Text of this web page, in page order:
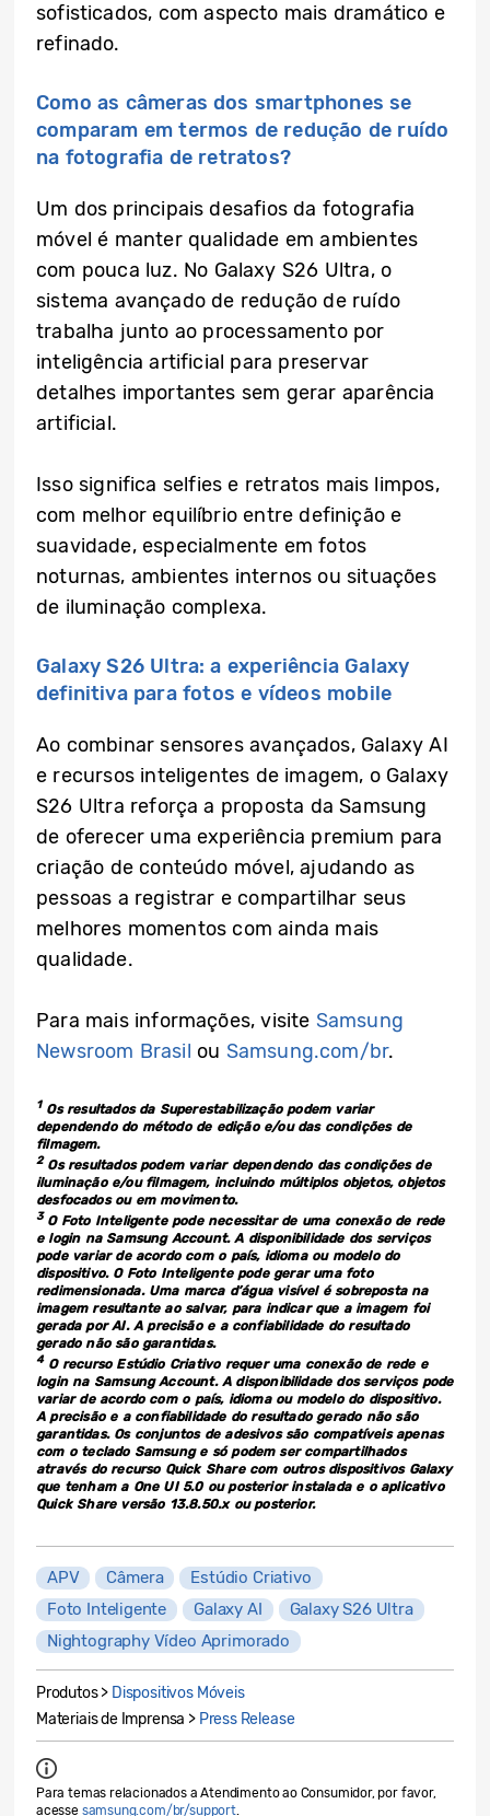
sofisticados, com aspecto mais dramático e
refinado.
Como as câmeras dos smartphones se
comparam em termos de redução de ruído
na fotografia de retratos?
Um dos principais desafios da fotografia
móvel é manter qualidade em ambientes
com pouca luz. No Galaxy S26 Ultra, o
sistema avançado de redução de ruído
trabalha junto ao processamento por
inteligência artificial para preservar
detalhes importantes sem gerar aparência
artificial.
Isso significa selfies e retratos mais limpos,
com melhor equilíbrio entre definição e
suavidade, especialmente em fotos
noturnas, ambientes internos ou situações
de iluminação complexa.
Galaxy S26 Ultra: a experiência Galaxy
definitiva para fotos e vídeos mobile
Ao combinar sensores avançados, Galaxy AI
e recursos inteligentes de imagem, o Galaxy
S26 Ultra reforça a proposta da Samsung
de oferecer uma experiência premium para
criação de conteúdo móvel, ajudando as
pessoas a registrar e compartilhar seus
melhores momentos com ainda mais
qualidade.
Para mais informações, visite Samsung
Newsroom Brasil ou Samsung.com/br.
1Os resultados da Superestabilização podem variar
dependendo do método de edição e/ou das condições de
filmagem.
2Os resultados podem variar dependendo das condições de
iluminação e/ou filmagem, incluindo múltiplos objetos, objetos
desfocados ou em movimento.
3O Foto Inteligente pode necessitar de uma conexão de rede
e login na Samsung Account. A disponibilidade dos serviços
pode variar de acordo com o país, idioma ou modelo do
dispositivo. O Foto Inteligente pode gerar uma foto
redimensionada. Uma marca d’água visível é sobreposta na
imagem resultante ao salvar, para indicar que a imagem foi
gerada por AI. A precisão e a confiabilidade do resultado
gerado não são garantidas.
4O recurso Estúdio Criativo requer uma conexão de rede e
login na Samsung Account. A disponibilidade dos serviços pode
variar de acordo com o país, idioma ou modelo do dispositivo.
A precisão e a confiabilidade do resultado gerado não são
garantidas. Os conjuntos de adesivos são compatíveis apenas
com o teclado Samsung e só podem ser compartilhados
através do recurso Quick Share com outros dispositivos Galaxy
que tenham a One UI 5.0 ou posterior instalada e o aplicativo
Quick Share versão 13.8.50.x ou posterior.
APV Câmera
Estúdio Criativo
Foto Inteligente
Galaxy AI
Galaxy S26 Ultra
Nightography Vídeo Aprimorado
Produtos > Dispositivos Móveis
Materiais de Imprensa > Press Release
Para temas relacionados a Atendimento ao Consumidor, por favor,
acesse samsung.com/br/support.